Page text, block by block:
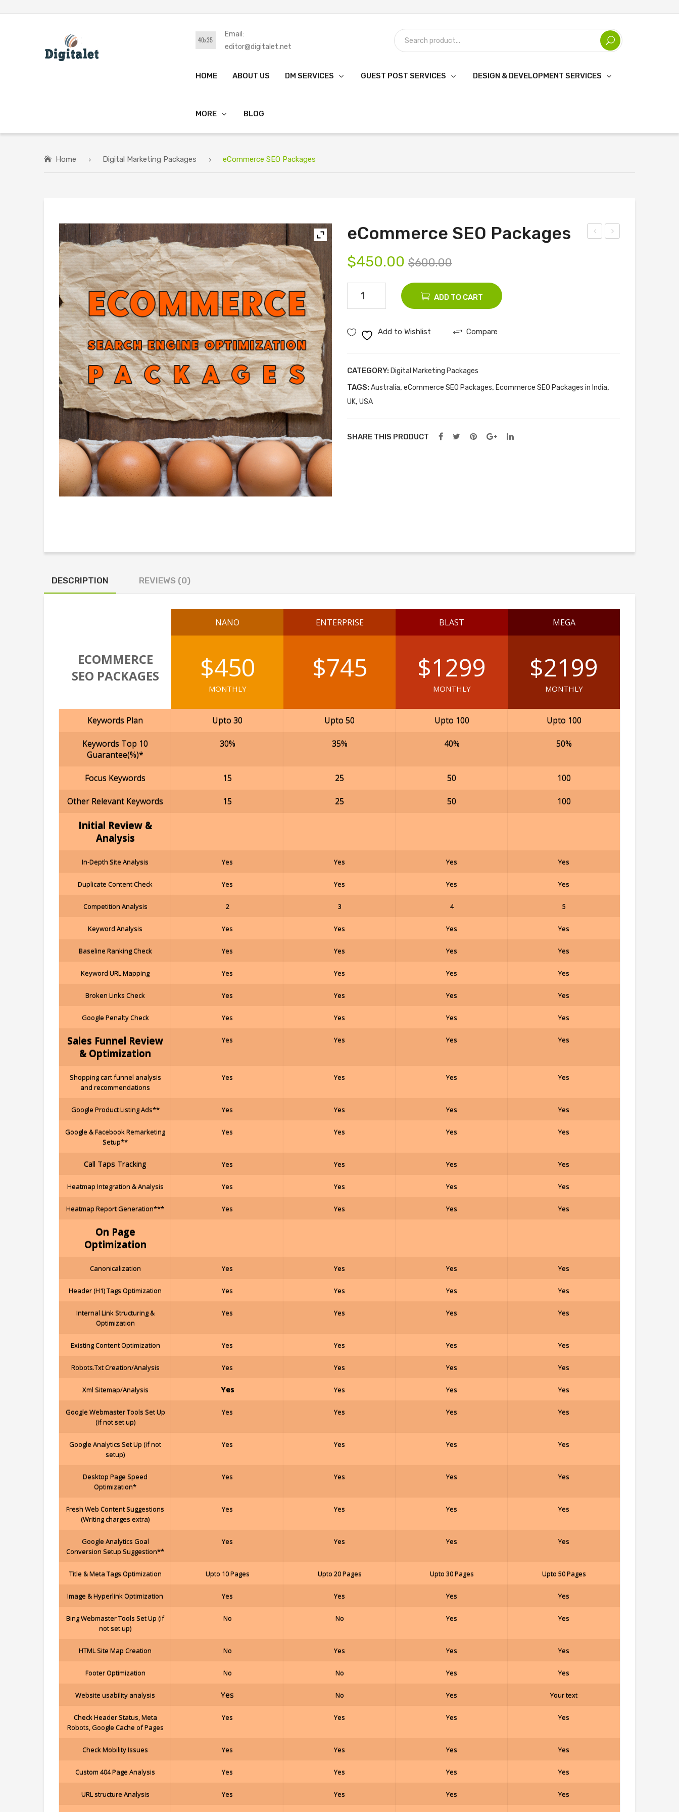
Email:
editor@digitalet.net
HOME ABOUT US DM SERVICES GUEST POST SERVICES DESIGN & DEVELOPMENT SERVICES
MORE BLOG
Home Digital Marketing Packages eCommerce SEO Packages
vice
eCommerce SEO Packages
$600.00
$450.00
eCommerce
quantity
ADD TO CART
Add to Wishlist Compare
CATEGORY: Digital Marketing Packages
TAGS: Australia, eCommerce SEO Packages, Ecommerce SEO Packages in India,
UK, USA
SHARE THIS PRODUCT
DESCRIPTION REVIEWS (0)
ECOMMERCE
SEO PACKAGES
Keywords Plan
Keywords Top 10
Guarantee(%)*
Focus Keywords
Other Relevant Keywords
Initial Review &
Analysis
In-Depth Site Analysis
Duplicate Content Check
Competition Analysis
Keyword Analysis
Baseline Ranking Check
Keyword URL Mapping
Broken Links Check
Google Penalty Check
Sales Funnel Review
& Optimization
Shopping cart funnel analysis
and recommendations
Google Product Listing Ads**
Google & Facebook Remarketing
Setup**
Call Taps Tracking
Heatmap Integration & Analysis
Heatmap Report Generation***
On Page
Optimization
Canonicalization
Header (H1) Tags Optimization
Internal Link Structuring &
Optimization
Existing Content Optimization
Robots.Txt Creation/Analysis
Xml Sitemap/Analysis
Google Webmaster Tools Set Up
(if not set up)
Google Analytics Set Up (if not
setup)
Desktop Page Speed
Optimization*
Fresh Web Content Suggestions
(Writing charges extra)
Google Analytics Goal
Conversion Setup Suggestion**
Title & Meta Tags Optimization
Image & Hyperlink Optimization
Bing Webmaster Tools Set Up (if
not set up)
HTML Site Map Creation
Footer Optimization
Website usability analysis
Check Header Status, Meta
Robots, Google Cache of Pages
Check Mobility Issues
Custom 404 Page Analysis
URL structure Analysis
NANO
$450
MONTHLY
Upto 30
30%
15
15
Yes
Yes
2
Yes
Yes
Yes
Yes
Yes
Yes
Yes
Yes
Yes
Yes
Yes
Yes
Yes
Yes
Yes
Yes
Yes
Yes
Yes
Yes
Yes
Yes
Yes
Upto 10 Pages
Yes
No
No
No
Yes
Yes
Yes
Yes
Yes
ENTERPRISE
$745
Upto 50
35%
25
25
Yes
Yes
3
Yes
Yes
Yes
Yes
Yes
Yes
Yes
Yes
Yes
Yes
Yes
Yes
Yes
Yes
Yes
Yes
Yes
Yes
Yes
Yes
Yes
Yes
Yes
Upto 20 Pages
Yes
No
Yes
No
No
Yes
Yes
Yes
Yes
BLAST
$1299
MONTHLY
Upto 100
40%
50
50
Yes
Yes
4
Yes
Yes
Yes
Yes
Yes
Yes
Yes
Yes
Yes
Yes
Yes
Yes
Yes
Yes
Yes
Yes
Yes
Yes
Yes
Yes
Yes
Yes
Yes
Upto 30 Pages
Yes
Yes
Yes
Yes
Yes
Yes
Yes
Yes
Yes
MEGA
$2199
MONTHLY
Upto 100
50%
100
100
Yes
Yes
5
Yes
Yes
Yes
Yes
Yes
Yes
Yes
Yes
Yes
Yes
Yes
Yes
Yes
Yes
Yes
Yes
Yes
Yes
Yes
Yes
Yes
Yes
Yes
Upto 50 Pages
Yes
Yes
Yes
Yes
Your text
Yes
Yes
Yes
Yes